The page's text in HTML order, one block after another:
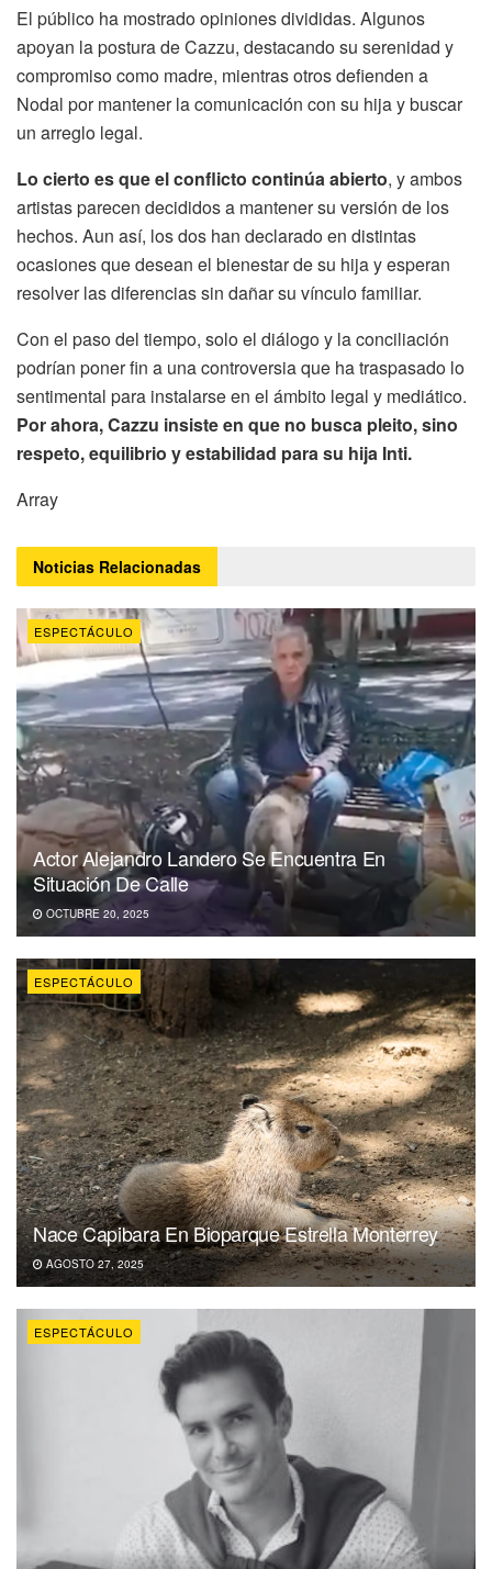
El público ha mostrado opiniones divididas. Algunos
apoyan la postura de Cazzu, destacando su serenidad y
compromiso como madre, mientras otros defienden a
Nodal por mantener la comunicación con su hija y buscar
un arreglo legal.
Lo cierto es que el conflicto continúa abierto, y ambos
artistas parecen decididos a mantener su versión de los
hechos. Aun así, los dos han declarado en distintas
ocasiones que desean el bienestar de su hija y esperan
resolver las diferencias sin dañar su vínculo familiar.
Con el paso del tiempo, solo el diálogo y la conciliación
podrían poner fin a una controversia que ha traspasado lo
sentimental para instalarse en el ámbito legal y mediático.
Por ahora, Cazzu insiste en que no busca pleito, sino
respeto, equilibrio y estabilidad para su hija Inti.
Array
Noticias Relacionadas
ESPECTÁCULO
Actor Alejandro Landero Se Encuentra En
Situación De Calle
OCTUBRE 20, 2025
ESPECTÁCULO
Nace Capibara En Bioparque Estrella Monterrey
AGOSTO 27, 2025
ESPECTÁCULO